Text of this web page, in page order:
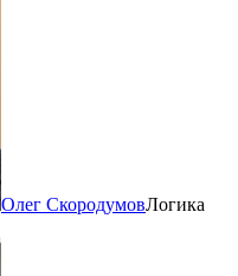
Олег СкородумовЛогика